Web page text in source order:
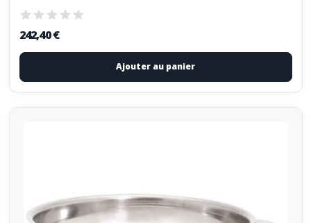
242,40 €
Ajouter au panier